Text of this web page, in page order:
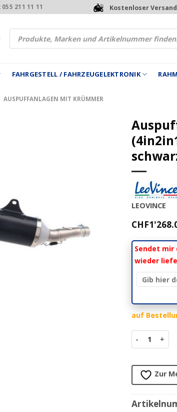
055 211 11 11 Kostenloser Versand
Products
search
FAHRGESTELL / FAHRZEUGELEKTRONIK
AUSPUFFANLAGEN MIT KRÜMMER
LEOVINCE
CHF
Sendet mir
wieder
auf
Zur